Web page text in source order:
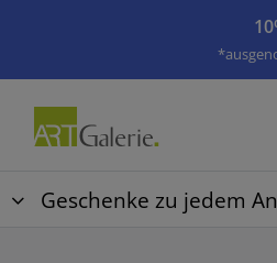
Geschenke zu jedem